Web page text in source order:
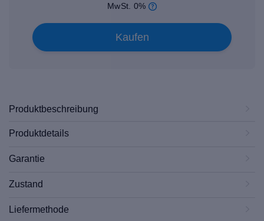
MwSt. 0%
Kaufen
Produktbeschreibung
Produktdetails
Garantie
Zustand
Liefermethode